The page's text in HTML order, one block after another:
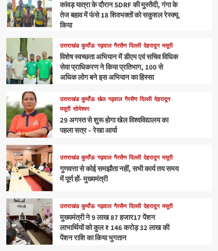
कांवड़ यात्रा के दौरान SDRF की मुस्तैदी, गंगा के
तेज बहाव में फंसे 18 शिवभक्तों को सकुशल रेस्क्यू
किया
उत्तराखंड कुमाँऊ गढ़वाल गैरसैण दिल्ली देहरादून मसूरी
विशेष स्वच्छता अभियान में डीएम एवं सचिव विधिक
सेवा प्राधिकरण ने किया प्रतिभाग, 100 से
अधिक लोग बने इस अभियान का हिस्सा
उत्तराखंड कुमाँऊ खेल गढ़वाल गैरसैण दिल्ली देहरादून
मसूरी सोमेश्वर
29 अगस्त से शुरू होगा खेल विश्वविद्यालय का
पहला सत्र – रेखा आर्या
उत्तराखंड कुमाँऊ गढ़वाल गैरसैण दिल्ली देहरादून मसूरी
गुणवत्ता से कोई समझौता नहीं, सभी कार्य तय समय
में पूर्ण हों- मुख्यमंत्री
उत्तराखंड कुमाँऊ गढ़वाल गैरसैण दिल्ली देहरादून मसूरी
मुख्यमंत्री ने 9 लाख 87 हजार17 पेंशन
लाभार्थियों को कुल ₹ 146 करोड़ 32 लाख की
पेंशन राशि का किया भुगतान